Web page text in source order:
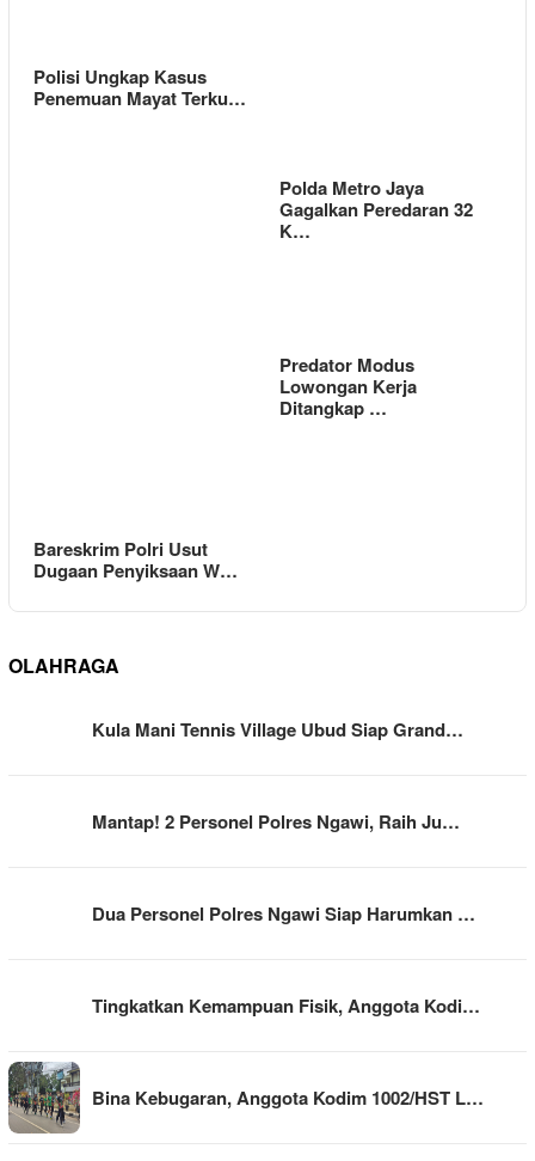
Polisi Ungkap Kasus
Penemuan Mayat Terku…
Polda Metro Jaya
Gagalkan Peredaran 32
K…
Bareskrim Polri Usut
Dugaan Penyiksaan W…
Predator Modus
Lowongan Kerja
Ditangkap …
OLAHRAGA
Kula Mani Tennis Village Ubud Siap Grand…
Mantap! 2 Personel Polres Ngawi, Raih Ju…
Dua Personel Polres Ngawi Siap Harumkan …
Tingkatkan Kemampuan Fisik, Anggota Kodi…
Bina Kebugaran, Anggota Kodim 1002/HST L…